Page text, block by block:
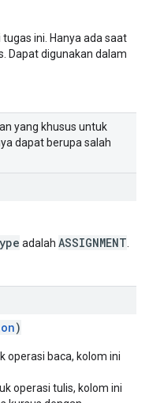
ini. Hanya ada saat
Dapat digunakan dalam
yang khusus untuk
dapat berupa salah
adalah ASSIGNMENT
)
operasi baca, kolom ini
operasi tulis, kolom ini